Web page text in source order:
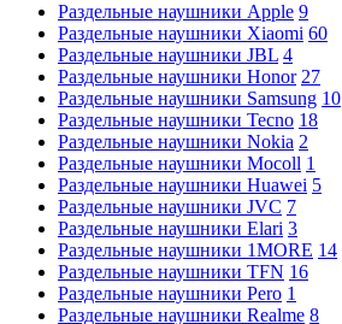
Раздельные наушники Apple 9
Раздельные наушники Xiaomi 60
Раздельные наушники JBL 4
Раздельные наушники Honor 27
Раздельные наушники Samsung 10
Раздельные наушники Tecno 18
Раздельные наушники Nokia 2
Раздельные наушники Mocoll 1
Раздельные наушники Huawei 5
Раздельные наушники JVC 7
Раздельные наушники Elari 3
Раздельные наушники 1MORE 14
Раздельные наушники TFN 16
Раздельные наушники Pero 1
Раздельные наушники Realme 8